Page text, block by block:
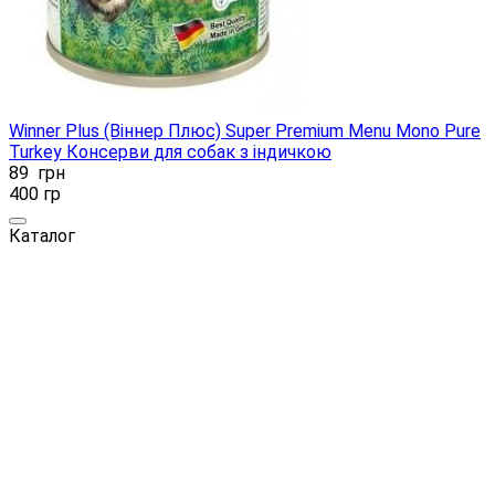
Winner Plus (Віннер Плюс) Super Premium Menu Mono Pure
Turkey Консерви для собак з індичкою
89 грн
400 гр
Каталог